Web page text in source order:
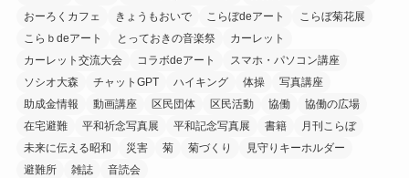
おーろくカフェ
きょうもおいで こらぼdeアート
こらぼ菊花展
こらｂdeアート
とっておきの音楽祭
カーレット
カーレット交流大会
コラボdeアート
スマホ・パソコン講座
ソシオ大森
チャットGPT ハイキング 体操
写真講座
助成金情報
動画講座 区民団体 区民活動 協働
協働の広場
在宅避難
平和祈念写真展 平和記念写真展 書籍
月刊こらぼ
未来に伝える昭和
災害 菊 菊づくり
見守りキーホルダー
避難所
雑誌 音読会